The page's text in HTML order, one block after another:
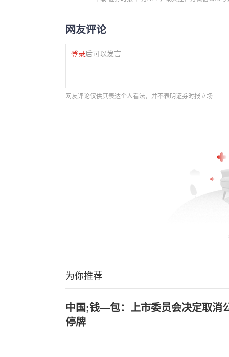
网友评论
登录后可以发言
网友评论仅供其表达个人看法，并不表明证券时报立场
为你推荐
中国;钱—包：上市委员会决定取消
停牌